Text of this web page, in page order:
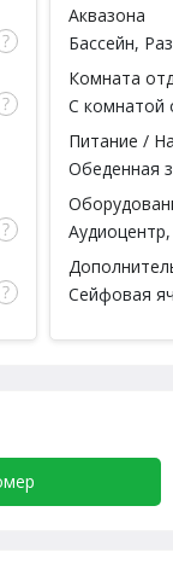
чел.)
Аквазона
Бассейн,
Комната
С комнатой
Питание /
Обеденная
Аудиоцентр
Сейфовая
Шампунь,